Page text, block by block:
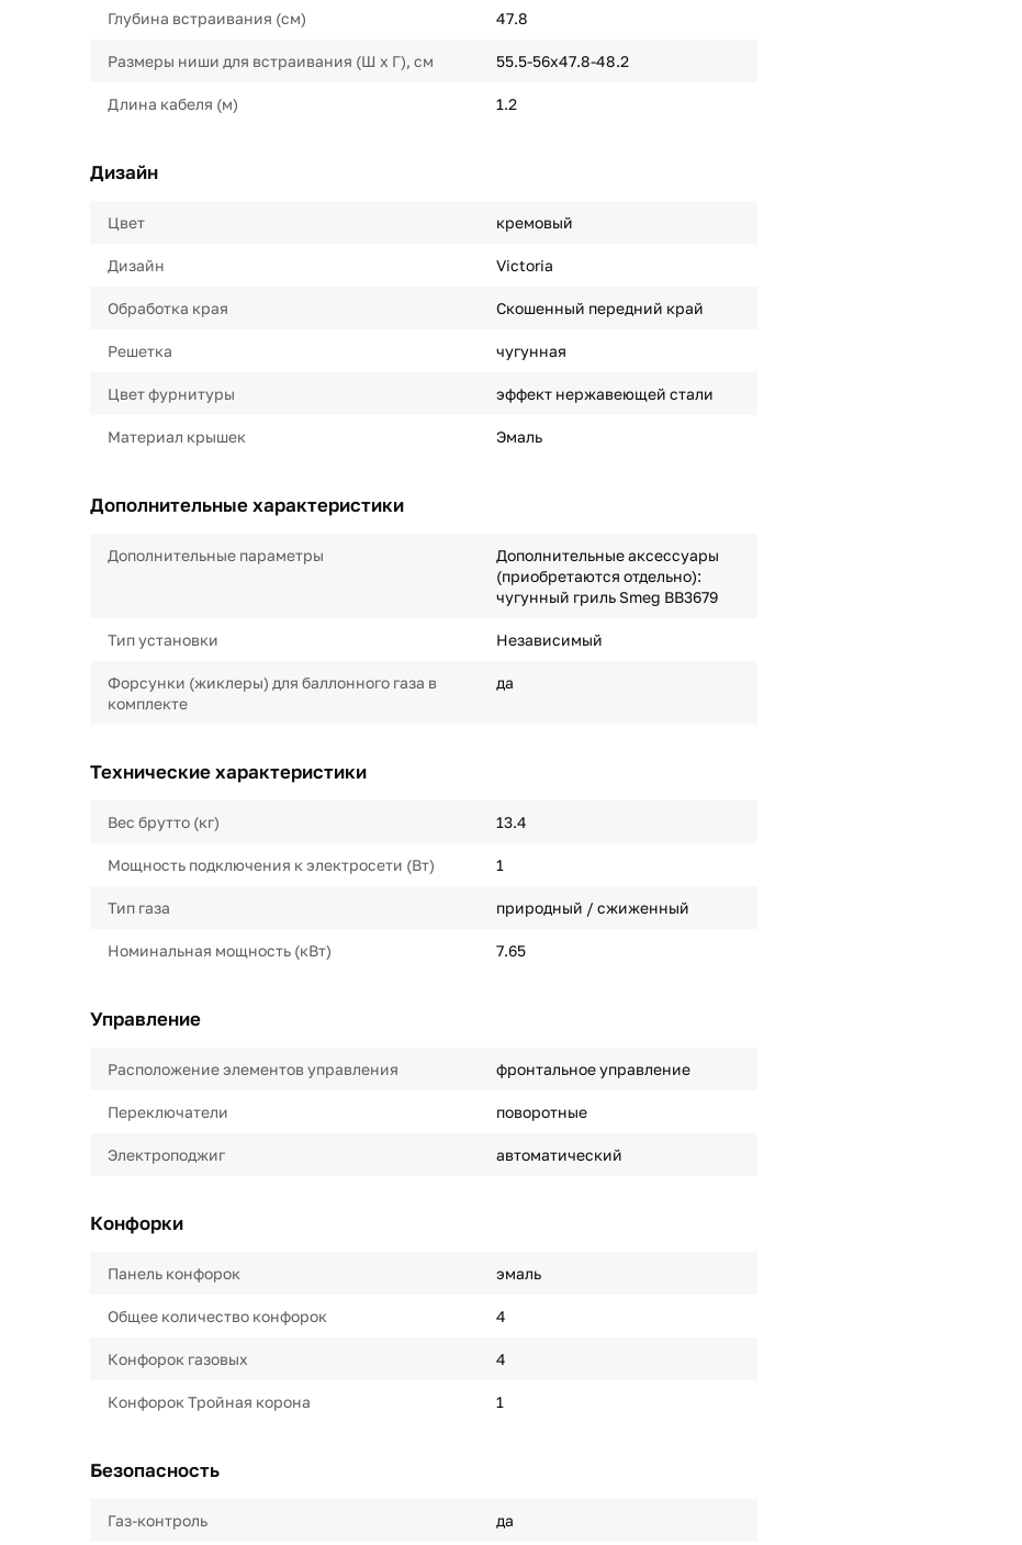
Глубина встраивания (см) 47.8
Размеры ниши для встраивания (Ш х Г), см 55.5-56x47.8-48.2
Длина кабеля (м) 1.2
Дизайн
Цвет кремовый
Дизайн Victoria
Обработка края Скошенный передний край
Решетка чугунная
Цвет фурнитуры эффект нержавеющей стали
Материал крышек Эмаль
Дополнительные характеристики
Дополнительные параметры
Дополнительные аксессуары
(приобретаются отдельно):
чугунный гриль Smeg BB3679
Тип установки Независимый
Форсунки (жиклеры) для баллонного газа в
комплекте
да
Технические характеристики
Вес брутто (кг) 13.4
Мощность подключения к электросети (Вт) 1
Тип газа природный / сжиженный
Номинальная мощность (кВт) 7.65
Управление
Расположение элементов управления фронтальное управление
Переключатели поворотные
Электроподжиг автоматический
Конфорки
Панель конфорок эмаль
Общее количество конфорок 4
Конфорок газовых 4
Конфорок Тройная корона 1
Безопасность
Газ-контроль да